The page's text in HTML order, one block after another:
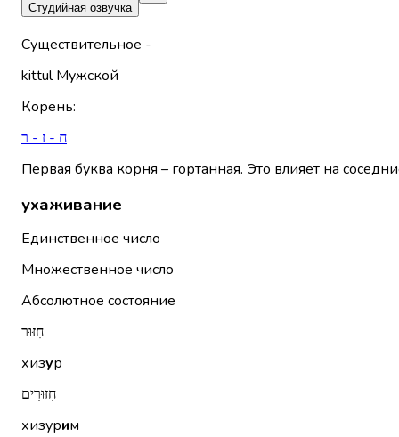
Студийная озвучка
Существительное -
kittul Мужской
Корень:
ח - ז - ר
Первая буква корня – гортанная. Это влияет на
ухаживание
Единственное число
Множественное число
Абсолютное состояние
חִזּוּר
хизур
חִזּוּרִים
хизурим